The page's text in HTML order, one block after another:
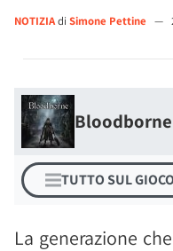
NOTIZIAdi Simone Pettine —
Bloodborne
TUTTO SUL GIOCO
La generazione